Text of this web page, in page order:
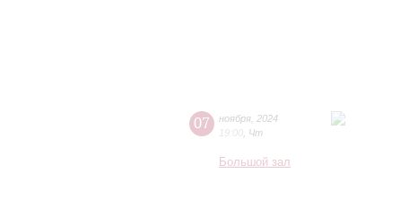
07 ноября 2024
19:00 Чт
Большой зал